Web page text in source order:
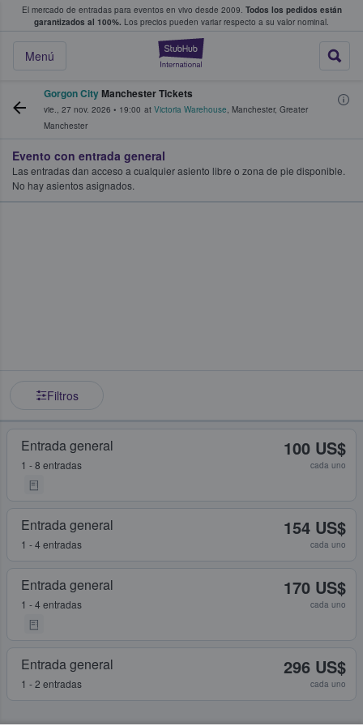
El mercado de entradas para eventos en vivo desde 2009. Todos los pedidos están
garantizados al 100%. Los precios pueden variar respecto a su valor nominal.
StubHub:
Menú
y venta de entradas entre fans
Gorgon CityManchester Tickets
vie., 27 nov. 2026 • 19:00 at Victoria Warehouse, Manchester, Greater
Manchester
Evento con entrada general
Las entradas dan acceso a cualquier asiento libre o zona de pie disponible.
No hay asientos asignados.
Filtros
Entrada general
1 - 8 entradas
100 US$
cada uno
Entrada general
1 - 4 entradas
154 US$
cada uno
Entrada general
1 - 4 entradas
170 US$
cada uno
Entrada general
1 - 2 entradas
296 US$
cada uno